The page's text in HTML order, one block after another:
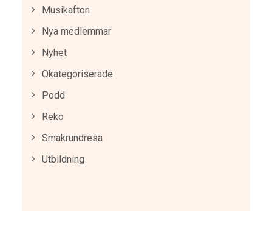
Musikafton
Nya medlemmar
Nyhet
Okategoriserade
Podd
Reko
Smakrundresa
Utbildning